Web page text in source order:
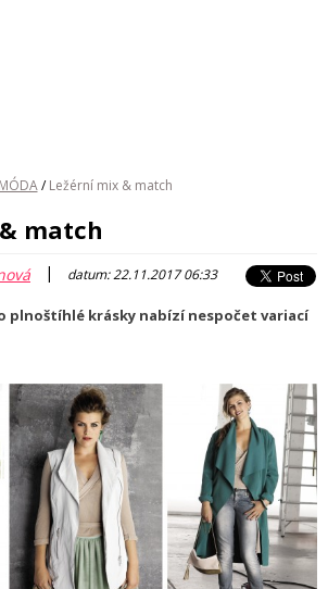
MÓDA / Ležérní mix & match
match
| datum: 22.11.2017 06:33
plnoštíhlé krásky nabízí nespočet variací